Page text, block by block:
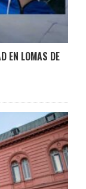
EN LOMAS DE